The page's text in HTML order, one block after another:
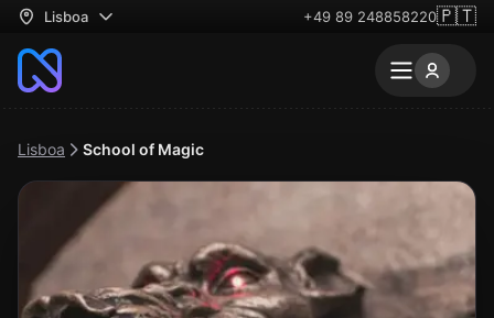
Lisboa +49 89 248858220🇵🇹
Lisboa School of Magic